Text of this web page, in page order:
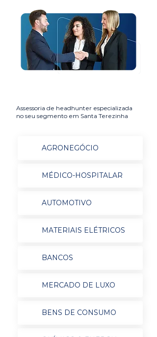
Assessoria de headhunter especializada
no seu segmento em Santa Terezinha
AGRONEGÓCIO
MÉDICO-HOSPITALAR
AUTOMOTIVO
MATERIAIS ELÉTRICOS
BANCOS
MERCADO DE LUXO
BENS DE CONSUMO